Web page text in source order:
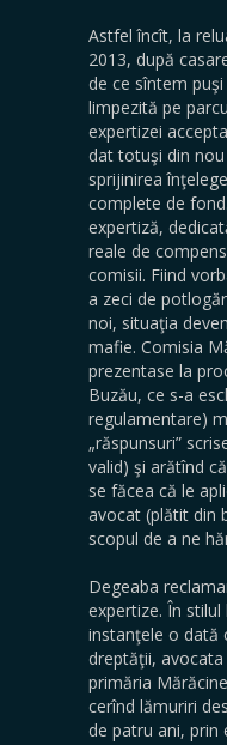
Astfel încît, la
2013, după
de ce sîntem
limpezită pe
expertizei
dat totuşi din
sprijinirea
complete de
expertiză,
reale de
comisii. Fiind
a zeci de
noi, situaţia
mafie. Comisia
prezentase la
Buzău, ce s-a
regulamentare)
„răspunsuri”
valid) şi arătînd
se făcea că le
avocat (plătit din
scopul de a ne
Degeaba
expertize. În
instanţele o dată
dreptăţii,
primăria
cerînd lămuriri
de patru ani, prin